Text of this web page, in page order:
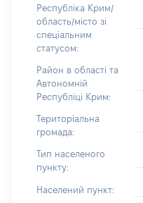
Республіка Крим/
область/місто зі
спеціальним
статусом:
Район в області та
Автономній
Республіці Крим:
Територіальна
громада:
Тип населеного
пункту:
Населений пункт: